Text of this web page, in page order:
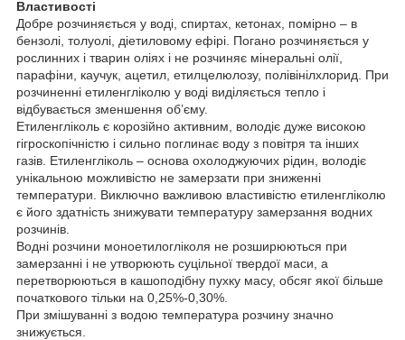
Властивості
Добре розчиняється у воді, спиртах, кетонах, помірно – в
бензолі, толуолі, діетиловому ефірі. Погано розчиняється у
рослинних і тварин оліях і не розчиняє мінеральні олії,
парафіни, каучук, ацетил, етилцелюлозу, полівінілхлорид. При
розчиненні етиленгліколю у воді виділяється тепло і
відбувається зменшення об’єму.
Етиленгліколь є корозійно активним, володіє дуже високою
гігроскопічністю і сильно поглинає воду з повітря та інших
газів. Етиленгліколь – основа охолоджуючих рідин, володіє
унікальною можливістю не замерзати при зниженні
температури. Виключно важливою властивістю етиленгліколю
є його здатність знижувати температуру замерзання водних
розчинів.
Водні розчини моноетилогліколя не розширюються при
замерзанні і не утворюють суцільної твердої маси, а
перетворюються в кашоподібну пухку масу, обсяг якої більше
початкового тільки на 0,25%-0,30%.
При змішуванні з водою температура розчину значно
знижується.